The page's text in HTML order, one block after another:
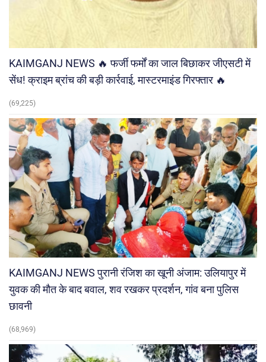
KAIMGANJ NEWS 🔥 फर्जी फर्मों का जाल बिछाकर जीएसटी में
सेंध! क्राइम ब्रांच की बड़ी कार्रवाई, मास्टरमाइंड गिरफ्तार 🔥
(69,225)
KAIMGANJ NEWS पुरानी रंजिश का खूनी अंजाम: उलियापुर में
युवक की मौत के बाद बवाल, शव रखकर प्रदर्शन, गांव बना पुलिस
छावनी
(68,969)